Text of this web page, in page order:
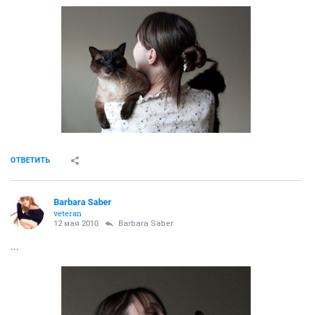
ОТВЕТИТЬ
Barbara Saber
veteran
12 мая 2010 Barbara Saber
...